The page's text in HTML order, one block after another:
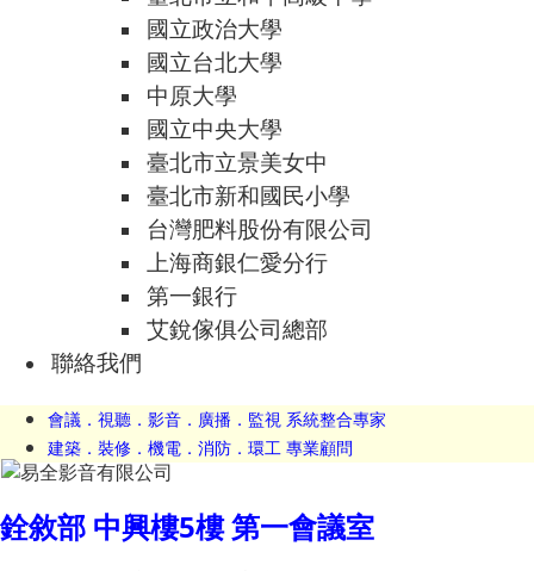
國立政治大學
國立台北大學
中原大學
國立中央大學
臺北市立景美女中
臺北市新和國民小學
台灣肥料股份有限公司
上海商銀仁愛分行
第一銀行
艾銳傢俱公司總部
聯絡我們
會議．視聽．影音．廣播．監視 系統整合專家
建築．裝修．機電．消防．環工 專業顧問
銓敘部 中興樓5樓 第一會議室